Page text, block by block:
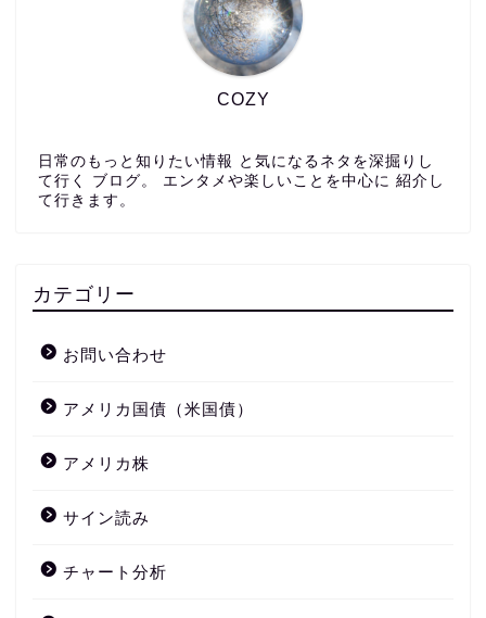
COZY
日常のもっと知りたい情報 と気になるネタを深掘りし
て行く ブログ。 エンタメや楽しいことを中心に 紹介し
て行きます。
カテゴリー
お問い合わせ
アメリカ国債（米国債）
アメリカ株
サイン読み
チャート分析